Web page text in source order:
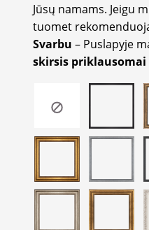
Jūsų namams. Jeigu
tuomet
Svarbu – Puslapyje
skirsis